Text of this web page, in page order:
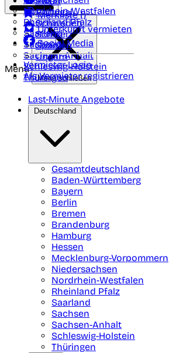
Nordrhein-Westfalen
Rheinland Pfalz
Saarland
Sachsen
Sachsen-Anhalt
Schleswig-Holstein
Thüringen
Portugal
Schweden
Schweiz
Spanien
Ungarn
Merkliste ()
Unterkunft vermieten
Social Media
Vermieter-Login
Als Vermieter registrieren
Menü
Menü schließen
Last-Minute Angebote
Deutschland
Gesamtdeutschland
Baden-Württemberg
Bayern
Berlin
Bremen
Brandenburg
Hamburg
Hessen
Mecklenburg-Vorpommern
Niedersachsen
Nordrhein-Westfalen
Rheinland Pfalz
Saarland
Sachsen
Sachsen-Anhalt
Schleswig-Holstein
Thüringen